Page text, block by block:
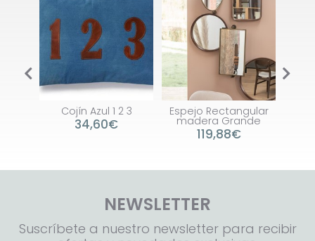
Cojín Azul 1 2 3
34,60€
Espejo Rectangular
madera Grande
119,88€
NEWSLETTER
Suscríbete a nuestro newsletter para recibir